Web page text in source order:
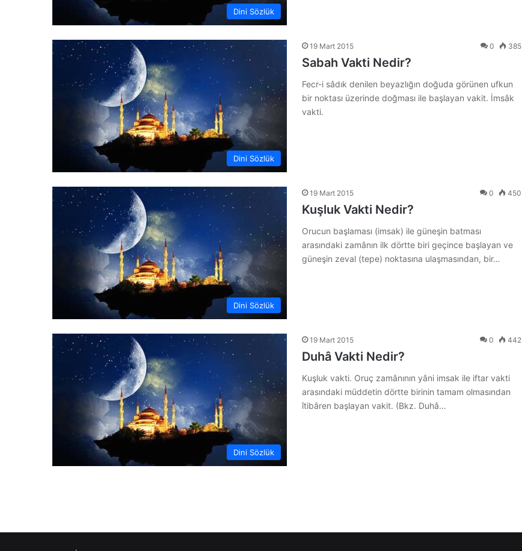
Dini Sözlük
Dini Sözlük
19 Mart 2015 0 385
Sabah Vakti Nedir?
Fecr-i sâdık denilen beyazlığın doğuda görünen ufkun
bir noktası üzerinde doğması ile başlayan vakit. İmsâk
vakti.
Dini Sözlük
19 Mart 2015 0 450
Kuşluk Vakti Nedir?
Orucun başlaması (imsak) ile güneşin batması
arasındaki zamânın ilk dörtte biri geçince başlayan ve
güneşin zeval (tepe) noktasına ulaşmasından, bir…
Dini Sözlük
19 Mart 2015 0 442
Duhâ Vakti Nedir?
Kuşluk vakti. Oruç zamânının yâni imsak ile iftar vakti
arasındaki müddetin dörtte birinin tamam olmasından
îtibâren başlayan vakit. (Bkz. Duhâ…